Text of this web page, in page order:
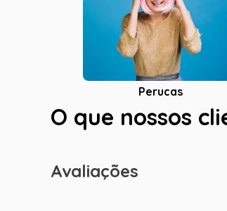
Perucas
O que nossos
Avaliações